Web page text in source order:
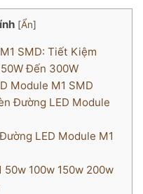
[Ẩn]
SMD: Tiết Kiệm
Đến 300W
Module M1 SMD
Đường LED Module
LED Module M1
100w 150w 200w